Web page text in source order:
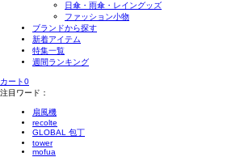
日傘・雨傘・レイングッズ
ファッション小物
ブランドから探す
新着アイテム
特集一覧
週間ランキング
カート0
注目ワード：
扇風機
recolte
GLOBAL 包丁
tower
mofua